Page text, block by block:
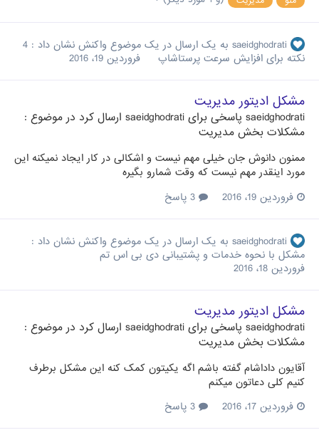
saeidghodrati به یک ارسال در یک موضوع واکنش نشان داد : 4
نکته برای افزایش سرعت پرستاشاپ
فروردین 19، 2016
مشکل ادیتور مدیریت
saeidghodrati پاسخی برای saeidghodrati ارسال کرد در موضوع :
مشکلات بخش مدیریت
ممنون دانوش جان خیلی مهم نیست و اشکالی در کار ایجاد نمیکنه این
مورد اینقدر مهم نیست که وقت شمارو بگیره
فروردین 19، 2016
saeidghodrati به یک ارسال در یک موضوع واکنش نشان داد :
مشکل با نحوه خدمات و پشتیبانی دی بی اس تم
فروردین 18، 2016
مشکل ادیتور مدیریت
saeidghodrati پاسخی برای saeidghodrati ارسال کرد در موضوع :
مشکلات بخش مدیریت
آقایون داداشام گفته باشم اگه یکیتون کمک کنه این مشکل برطرف
کنیم کلی دعاتون میکنم
فروردین 17، 2016